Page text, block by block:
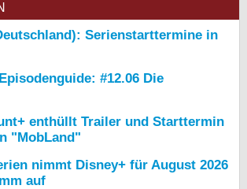
Serienstarttermine in
#12.06 Die
enthüllt Trailer und Starttermin
"MobLand"
nimmt Disney+ für August 2026
auf